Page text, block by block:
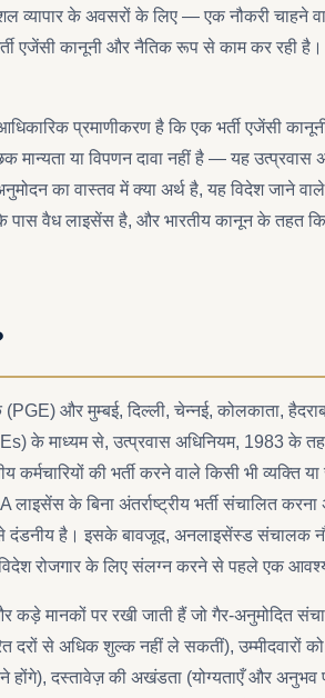
व्यापार के अवसरों के लिए — एक नौकरी चाहने
एजेंसी कानूनी और नैतिक रूप से काम कर रही
प्रमाणीकरण है कि एक भर्ती एजेंसी
या विपणन दावा नहीं है — यह उत्प्रवास
का वास्तव में क्या अर्थ है, यह विदेश जाने वाले
पास वैध लाइसेंस है, और भारतीय कानून के तहत
और मुम्बई, दिल्ली, चेन्नई, कोलकाता,
के माध्यम से, उत्प्रवास अधिनियम, 1983 के
कर्मचारियों की भर्ती करने वाले किसी भी
के बिना अंतर्राष्ट्रीय भर्ती संचालित
दंडनीय है। इसके बावजूद, अनलाइसेंस्ड संचालक
विदेश रोजगार के लिए संलग्न करने से पहले एक
मानकों पर रखी जाती हैं जो गैर-अनुमोदित
दरों से अधिक शुल्क नहीं ले सकतीं), उम्मीदवारों को
होंगे), दस्तावेज़ की अखंडता (योग्यताएँ और अनुभव